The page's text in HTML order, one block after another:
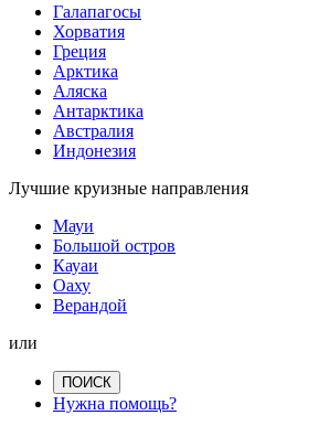
Галапагосы
Хорватия
Греция
Арктика
Аляска
Антарктика
Австралия
Индонезия
Лучшие круизные направления
Мауи
Большой остров
Кауаи
Оаху
Верандой
или
ПОИСК
Нужна помощь?